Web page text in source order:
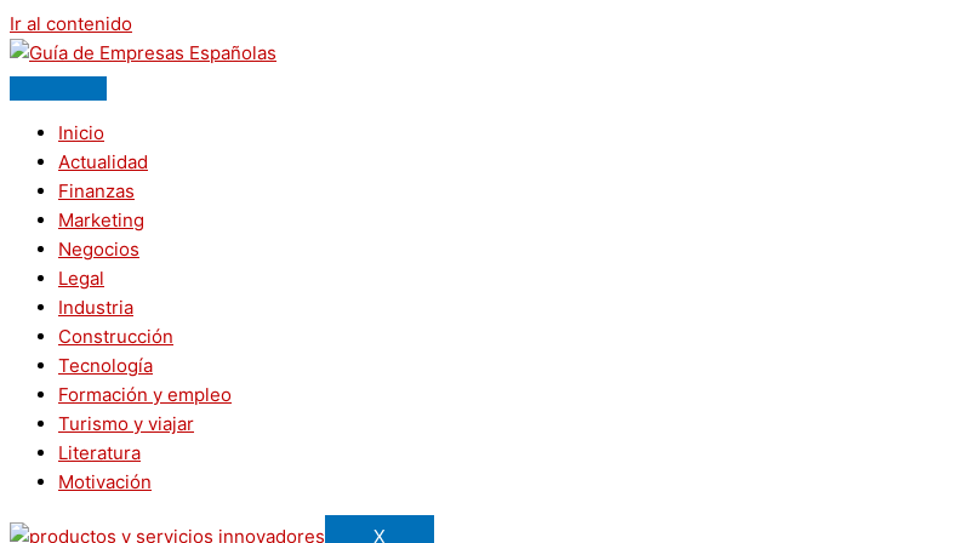
Ir al contenido
Inicio
Actualidad
Finanzas
Marketing
Negocios
Legal
Industria
Construcción
Tecnología
Formación y empleo
Turismo y viajar
Literatura
Motivación
X